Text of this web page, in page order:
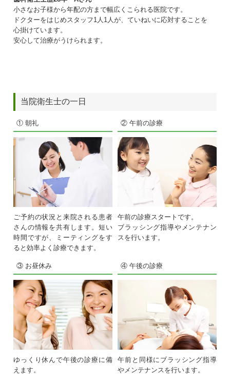
小さなお子様から年配の方まで幅広くこられる医院です。
ドクターをはじめスタッフ1人1人が、ていねいに応対することを
心掛けています。
安心して治療がうけられます。
当院衛生士の一日
① 朝礼
ご予約の状況と来院される患者
さんの情報を共有します。短い
時間ですが、ミーティングをす
ると効率よく診療できます。
② 午前の診療
午前の診療スタートです。
ブラッシング指導やメンテナン
スを行います。
③ お昼休み
ゆっくり休んで午後の診療に備
えます。
④ 午後の診療
午前と同様にブラッシング指導
やメンテナンスを行います。